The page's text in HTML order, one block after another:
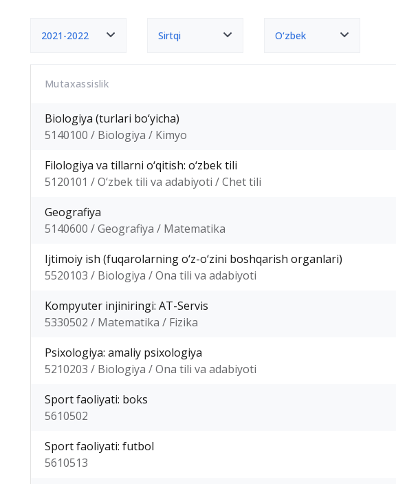
2021-2022 Sirtqi O‘zbek
Mutaxassislik
Biologiya (turlari bo‘yicha)
5140100 / Biologiya / Kimyo
Filologiya va tillarni o‘qitish: o‘zbek tili
5120101 / O‘zbek tili va adabiyoti / Chet tili
Geografiya
5140600 / Geografiya / Matematika
Ijtimoiy ish (fuqarolarning o‘z-o‘zini boshqarish organlari)
5520103 / Biologiya / Ona tili va adabiyoti
Kompyuter injiniringi: AT-Servis
5330502 / Matematika / Fizika
Psixologiya: amaliy psixologiya
5210203 / Biologiya / Ona tili va adabiyoti
Sport faoliyati: boks
5610502
Sport faoliyati: futbol
5610513